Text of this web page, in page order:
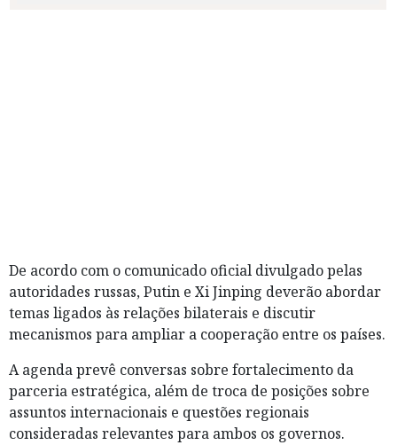
De acordo com o comunicado oficial divulgado pelas
autoridades russas, Putin e Xi Jinping deverão abordar
temas ligados às relações bilaterais e discutir
mecanismos para ampliar a cooperação entre os países.
A agenda prevê conversas sobre fortalecimento da
parceria estratégica, além de troca de posições sobre
assuntos internacionais e questões regionais
consideradas relevantes para ambos os governos.